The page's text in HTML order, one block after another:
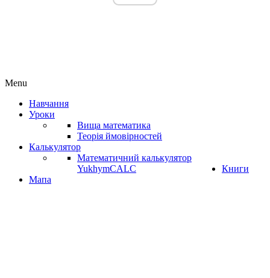
Menu
Навчання
Уроки
Вища математика
Теорія ймовірностей
Калькулятор
Математичний калькулятор
YukhymCALC
Книги
Мапа